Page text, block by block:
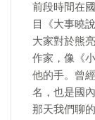
前段時間在
目《大事曉
大家對於熊
作家，像《
他的手。曾
名，也是國
那天我們聊